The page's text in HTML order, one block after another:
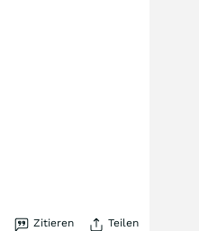
Zitieren Teilen